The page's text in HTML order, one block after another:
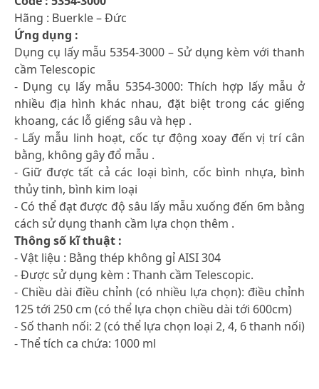
Hãng : Buerkle – Đức
Ứng dụng :
Dụng cụ lấy mẫu 5354-3000 – Sử dụng kèm với thanh
cầm Telescopic
- Dụng cụ lấy mẫu 5354-3000: Thích hợp lấy mẫu ở
nhiều địa hình khác nhau, đặt biệt trong các giếng
khoang, các lỗ giếng sâu và hẹp .
- Lấy mẫu linh hoạt, cốc tự động xoay đến vị trí cân
bằng, không gây đổ mẫu .
- Giữ được tất cả các loại bình, cốc bình nhựa, bình
thủy tinh, bình kim loại
- Có thể đạt được độ sâu lấy mẫu xuống đến 6m bằng
cách sử dụng thanh cầm lựa chọn thêm .
Thông số kĩ thuật :
- Vật liệu : Bằng thép không gỉ AISI 304
- Được sử dụng kèm : Thanh cầm Telescopic.
- Chiều dài điều chỉnh (có nhiều lựa chọn): điều chỉnh
125 tới 250 cm (có thể lựa chọn chiều dài tới 600cm)
- Số thanh nối: 2 (có thể lựa chọn loại 2, 4, 6 thanh nối)
- Thể tích ca chứa: 1000 ml